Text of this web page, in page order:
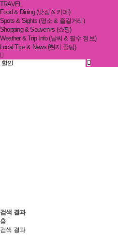
TRAVEL
Food & Dining (맛집 & 카페)
Spots & Sights (명소 & 즐길거리)
Shopping & Souvenirs (쇼핑)
Weather & Trip Info (날씨 & 필수 정보)
Local Tips & News (현지 꿀팁)
검색 결과
홈
검색 결과